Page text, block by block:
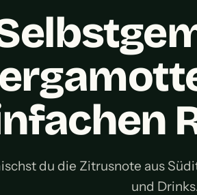
du die Zitrusnote aus
und